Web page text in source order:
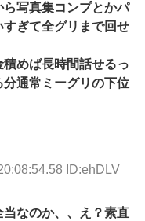
写真集コンプとかパ
ぎて全グリまで回せ
めば長時間話せるっ
通常ミーグリの下位
ID:ehDLV
なのか、、え？素直